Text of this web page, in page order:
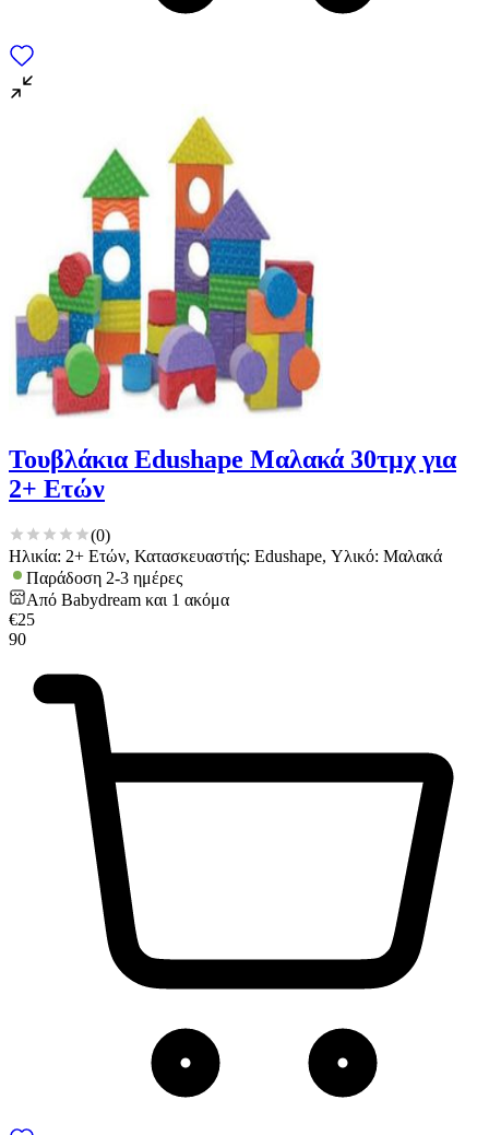
Τουβλάκια Edushape Μαλακά 30τμχ για
2+ Ετών
(0)
Ηλικία: 2+ Ετών, Κατασκευαστής: Edushape, Υλικό: Μαλακά
Παράδοση 2-3 ημέρες
Από Babydream και 1 ακόμα
€25
90